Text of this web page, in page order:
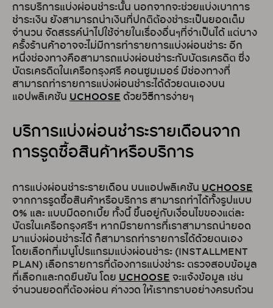
การบริการแบ่งผ่อนชำระนั้น นอกจากจะช่วยแบ่งเบาการ
ชำระเงิน ยังสามารถนำเงินที่ปกติต้องชำระเป็นยอดเต็ม
จำนวน จัดสรรค์นำไปใช้จ่ายในเรื่องอื่นๆที่จำเป็นได้ แต่บาง
ครั้งร้านค้าอาจจะไม่มีการทำรายการแบ่งผ่อนชำระ อีก
หนึ่งช่องทางคือสามารถแบ่งผ่อนชำระกับบัตรเครดิต ซึ่ง
บัตรเครดิตในเครือกรุงศรี คอนซูมเมอร์ มีช่องทางที่
สามารถทำรายการแบ่งผ่อนชำระได้ด้วยตนเองบน
แอปพลิเคชัน UCHOOSEด้วยวิธีการง่ายๆ
บริการแบ่งผ่อนชำระรายเดือนจาก
การรูดซื้อสินค้าหรือบริการ
การแบ่งผ่อนชำระรายเดือน บนแอปพลิเคชัน UCHOOSE
จากการรูดซื้อสินค้าหรือบริการ สามารถทำได้ทั้งรูปแบบ
0% และ แบบมีดอกเบี้ย ทั้งนี้ ขึ้นอยู่กับเงื่อนไขของแต่ละ
บัตรในเครือกรุงศรีฯ หากมีรายการที่เราสามารถนำยอด
มาแบ่งผ่อนชำระได้ ก็สามารถทำรายการได้ด้วยตนเอง
โดยเลือกที่เมนูโปรแกรมแบ่งผ่อนชำระ (INSTALLMENT
PLAN) เลือกรายการที่ต้องการแบ่งชำระ ตรวจสอบข้อมูล
ที่เลือกและกดยืนยัน โดย UCHOOSEจะแจ้งข้อมูล เช่น
จำนวนยอดที่ต้องผ่อน ค่างวด ให้เราทราบอย่างครบถ้วน